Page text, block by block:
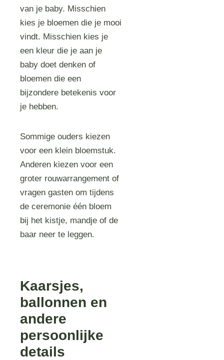
van je baby. Misschien
kies je bloemen die je mooi
vindt. Misschien kies je
een kleur die je aan je
baby doet denken of
bloemen die een
bijzondere betekenis voor
je hebben.
Sommige ouders kiezen
voor een klein bloemstuk.
Anderen kiezen voor een
groter rouwarrangement of
vragen gasten om tijdens
de ceremonie één bloem
bij het kistje, mandje of de
baar neer te leggen.
Kaarsjes,
ballonnen en
andere
persoonlijke
details